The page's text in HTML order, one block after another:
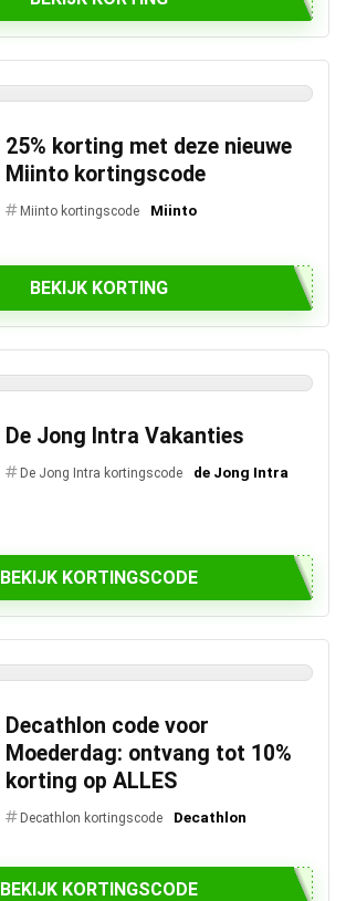
25% korting met deze nieuwe
Miinto kortingscode
Miinto kortingscode Miinto
BEKIJK KORTING
De Jong Intra Vakanties
De Jong Intra kortingscode de Jong Intra
BEKIJK KORTINGSCODE
Decathlon code voor
Moederdag: ontvang tot 10%
korting op ALLES
Decathlon kortingscode Decathlon
BEKIJK KORTINGSCODE